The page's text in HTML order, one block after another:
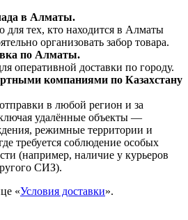
в Алматы.
для тех, кто находится в Алматы
организовать забор товара.
по Алматы.
оперативной доставки по городу.
компаниями по Казахстану
в любой регион и за
удалённые объекты —
режимные территории и
требуется соблюдение особых
(например, наличие у курьеров
СИЗ).
«Условия доставки».